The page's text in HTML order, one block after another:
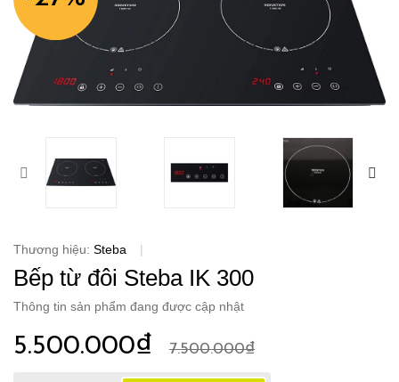
Thương hiệu: Steba |
Bếp từ đôi Steba IK 300
Thông tin sản phẩm đang được cập nhật
5.500.000₫ 7.500.000₫